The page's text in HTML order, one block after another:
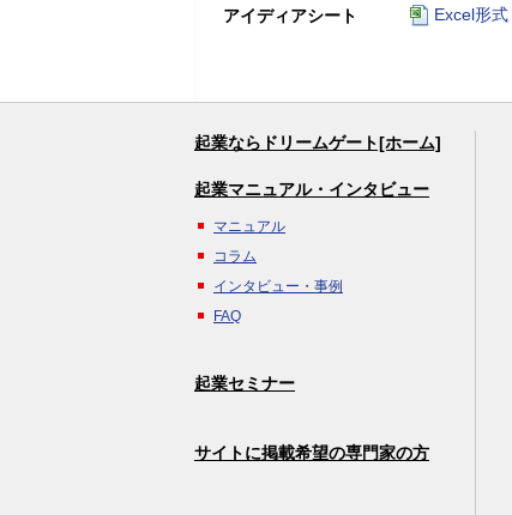
アイディアシート Excel形式
起業ならドリームゲート[ホーム]
起業マニュアル・インタビュー
マニュアル
コラム
インタビュー・事例
FAQ
起業セミナー
サイトに掲載希望の専門家の方